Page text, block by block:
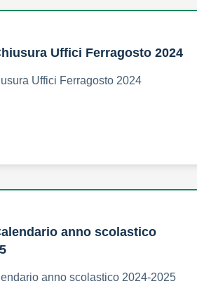
Uffici Ferragosto 2024
Uffici Ferragosto 2024
anno scolastico
anno scolastico 2024-2025